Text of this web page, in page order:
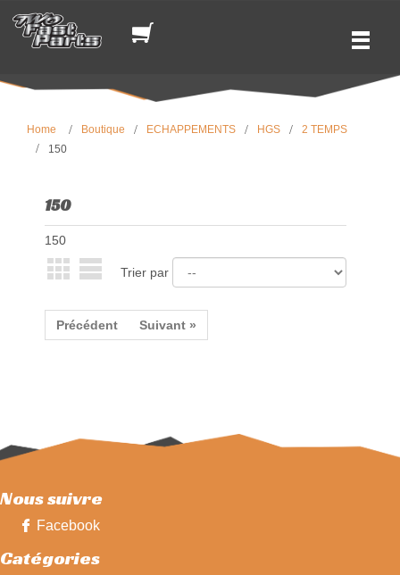
Home Boutique ECHAPPEMENTS HGS
2 TEMPS
150
150
150
Trier par
Précédent Suivant »
Nous suivre
Facebook
Catégories